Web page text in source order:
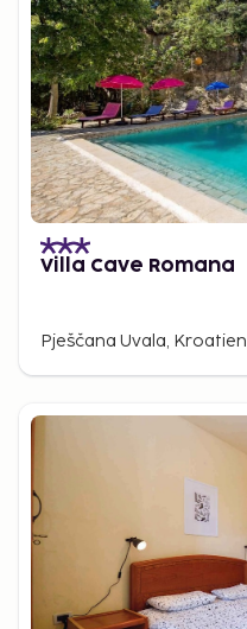
Villa Cave Romana
Pješčana Uvala, Kroatien